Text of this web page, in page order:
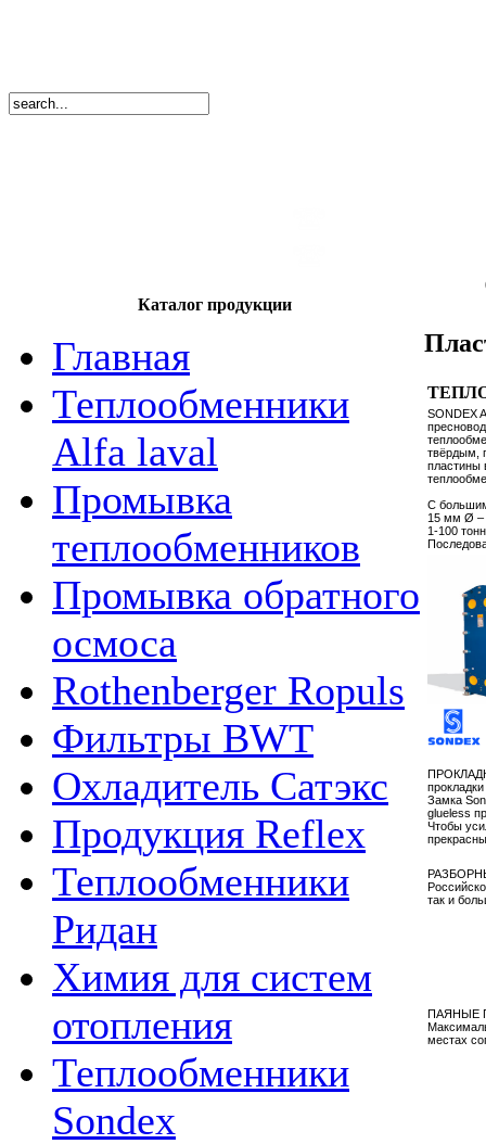
Каталог продукции
Главная
Теплообменники
Alfa laval
Промывка
теплообменников
Промывка обратного
осмоса
Rothenberger Ropuls
Фильтры BWT
Охладитель Сатэкс
Продукция Reflex
Теплообменники
Ридан
Химия для систем
отопления
Теплообменники
Sondex
SONDEX
твёрдым,
пластины
С
15 мм Ø –
1-100
Замка
glueless
Чтобы
так и
ПАЯНЫЕ
местах